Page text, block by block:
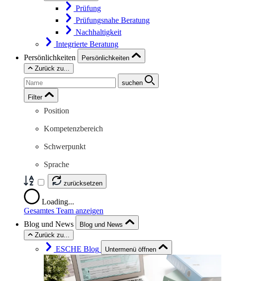
Prüfung
Prüfungsnahe Beratung
Nachhaltigkeit
Integrierte Beratung
Persönlichkeiten
Persönlichkeiten
Zurück zu...
suchen
Filter
Position
Kompetenzbereich
Schwerpunkt
Sprache
zurücksetzen
Loading...
Gesamtes Team anzeigen
Blog und News
Blog und News
Zurück zu...
ESCHE Blog Untermenü öffnen